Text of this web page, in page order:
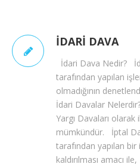
İDARI DAVA
İdari Dava Nedir?
tarafından yapılan
olmadığının
İdari Davalar
Yargı Davaları
mümkündür. İptal
tarafından yapılan
kaldırılması amacı